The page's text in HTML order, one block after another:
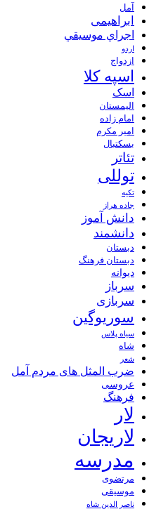
آمل
ابراهیمی
اجراي موسيقي
اردو
ازدواج
اسپه کلا
اسک
الیمستان
امام زاده
امیر مکرم
بسکتبال
تئاتر
توللی
تکیه
جاده هراز
دانش آموز
دانشمند
دبستان
دبستان فرهنگ
دیوانه
سرباز
سربازی
سوریوگین
سیاه پلاس
شاه
شعر
ضرب المثل های مردم آمل
عروسی
فرهنگ
لار
لاریجان
مدرسه
مرتضوی
موسیقی
ناصر الدین شاه